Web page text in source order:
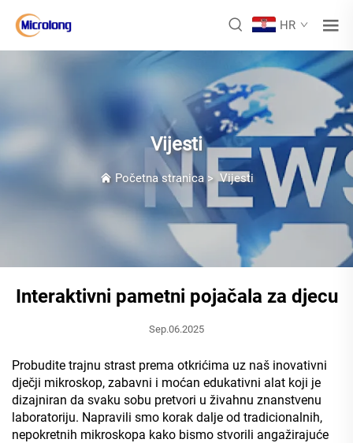
HR
Vijesti
Početna stranica> Vijesti
Interaktivni pametni pojačala za djecu
Sep.06.2025
Probudite trajnu strast prema otkrićima uz naš inovativni
dječji mikroskop, zabavni i moćan edukativni alat koji je
dizajniran da svaku sobu pretvori u živahnu znanstvenu
laboratoriju. Napravili smo korak dalje od tradicionalnih,
nepokretnih mikroskopa kako bismo stvorili angažirajuće